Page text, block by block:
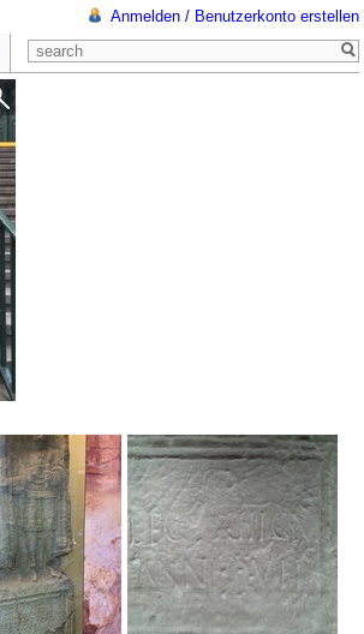
Anmelden / Benutzerkonto erstellen